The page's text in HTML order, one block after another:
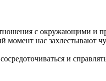
с окружающими и
нас захлестывают
и